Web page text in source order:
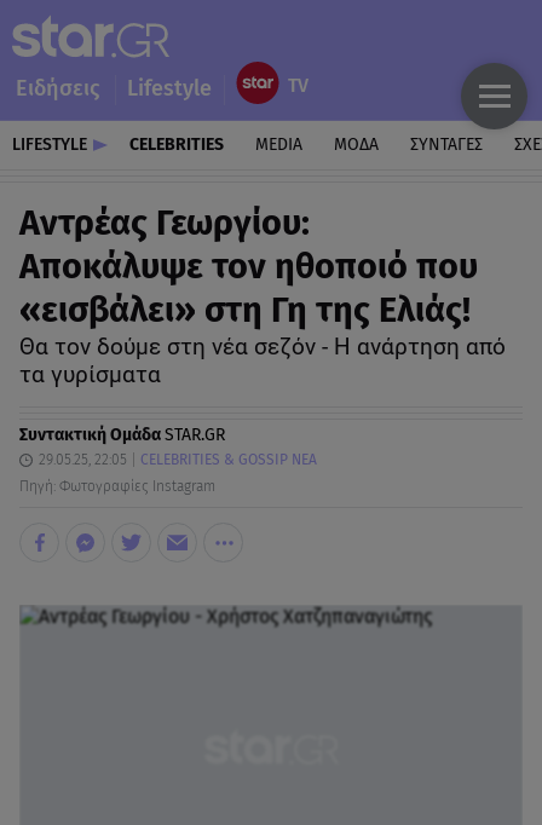
Ειδήσεις Lifestyle
LIFESTYLE CELEBRITIES MEDIA ΜΟΔΑ ΣΥΝΤΑΓΕΣ
Αντρέας Γεωργίου:
Αποκάλυψε τον ηθοποιό που
«εισβάλει» στη Γη της Ελιάς!
Θα τον δούμε στη νέα σεζόν - Η ανάρτηση από
τα γυρίσματα
Συντακτική ΟμάδαSTAR.GR
29.05.25, 22:05
CELEBRITIES & GOSSIP ΝΕΑ
Πηγή: Φωτογραφίες Instagram